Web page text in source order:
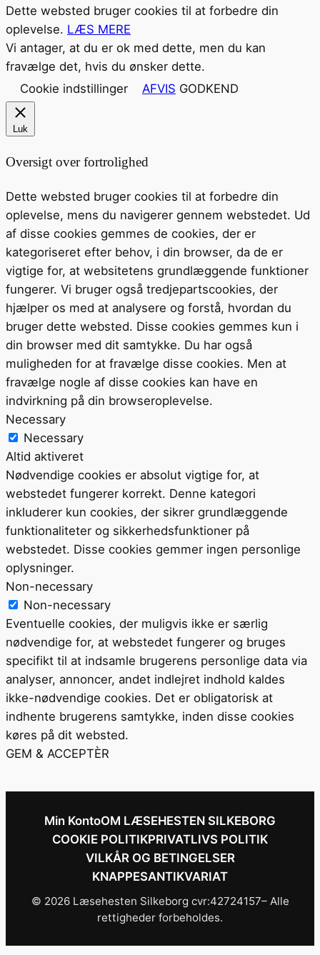
Dette websted bruger cookies til at forbedre din
oplevelse. LÆS MERE
Vi antager, at du er ok med dette, men du kan
fravælge det, hvis du ønsker dette.
Cookie indstillinger
AFVIS GODKEND
Luk
Oversigt over fortrolighed
Dette websted bruger cookies til at forbedre din
oplevelse, mens du navigerer gennem webstedet. Ud
af disse cookies gemmes de cookies, der er
kategoriseret efter behov, i din browser, da de er
vigtige for, at websitetens grundlæggende funktioner
fungerer. Vi bruger også tredjepartscookies, der
hjælper os med at analysere og forstå, hvordan du
bruger dette websted. Disse cookies gemmes kun i
din browser med dit samtykke. Du har også
muligheden for at fravælge disse cookies. Men at
fravælge nogle af disse cookies kan have en
indvirkning på din browseroplevelse.
Necessary
Necessary
Altid aktiveret
Nødvendige cookies er absolut vigtige for, at
webstedet fungerer korrekt. Denne kategori
inkluderer kun cookies, der sikrer grundlæggende
funktionaliteter og sikkerhedsfunktioner på
webstedet. Disse cookies gemmer ingen personlige
oplysninger.
Non-necessary
Non-necessary
Eventuelle cookies, der muligvis ikke er særlig
nødvendige for, at webstedet fungerer og bruges
specifikt til at indsamle brugerens personlige data via
analyser, annoncer, andet indlejret indhold kaldes
ikke-nødvendige cookies. Det er obligatorisk at
indhente brugerens samtykke, inden disse cookies
køres på dit websted.
GEM & ACCEPTÈR
Min KontoOM LÆSEHESTEN SILKEBORG
COOKIE POLITIKPRIVATLIVS POLITIK
VILKÅR OG BETINGELSER
KNAPPESANTIKVARIAT
© 2026 Læsehesten Silkeborg cvr:42724157– Alle
rettigheder forbeholdes.